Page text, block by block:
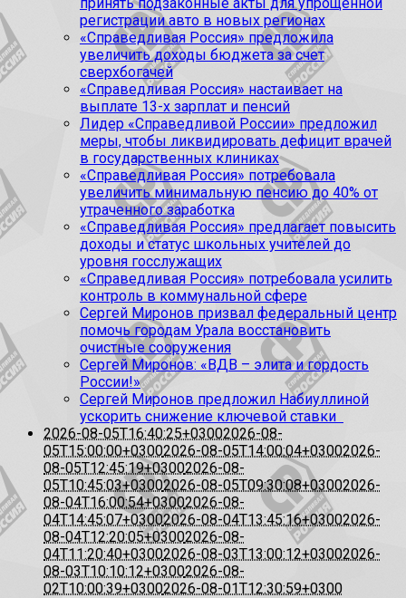
регистрации авто в новых регионах
«Справедливая Россия» предложила
увеличить доходы бюджета за счет
сверхбогачей
«Справедливая Россия» настаивает на
выплате 13-х зарплат и пенсий
Лидер «Справедливой России» предложил
меры, чтобы ликвидировать дефицит врачей
в государственных клиниках
«Справедливая Россия» потребовала
увеличить минимальную пенсию до 40% от
утраченного заработка
«Справедливая Россия» предлагает повысить
доходы и статус школьных учителей до
уровня госслужащих
«Справедливая Россия» потребовала усилить
контроль в коммунальной сфере
Сергей Миронов призвал федеральный центр
помочь городам Урала восстановить
очистные сооружения
Сергей Миронов: «ВДВ – элита и гордость
России!»
Сергей Миронов предложил Набиуллиной
ускорить снижение ключевой ставки
2026-08-05T16:40:25+03002026-08-
05T15:00:00+03002026-08-05T14:00:04+03002026-
08-05T12:45:19+03002026-08-
05T10:45:03+03002026-08-05T09:30:08+03002026-
08-04T16:00:54+03002026-08-
04T14:45:07+03002026-08-04T13:45:16+03002026-
08-04T12:20:05+03002026-08-
04T11:20:40+03002026-08-03T13:00:12+03002026-
08-03T10:10:12+03002026-08-
02T10:00:39+03002026-08-01T12:30:59+0300